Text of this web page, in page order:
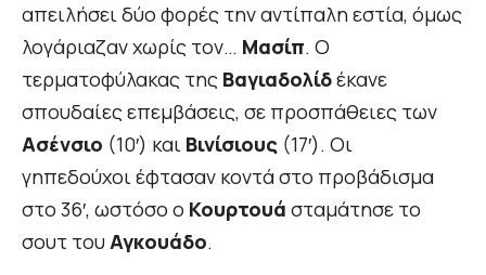
απειλήσει δύο φορές την αντίπαλη εστία, όμως
λογάριαζαν χωρίς τον… Μασίπ. Ο
τερματοφύλακας της Βαγιαδολίδέκανε
σπουδαίες επεμβάσεις, σε προσπάθειες των
Ασένσιο (10′) και Βινίσιους (17′). Οι
γηπεδούχοι έφτασαν κοντά στο προβάδισμα
στο 36′, ωστόσο ο Κουρτουά σταμάτησε το
σουτ τουΑγκουάδο.